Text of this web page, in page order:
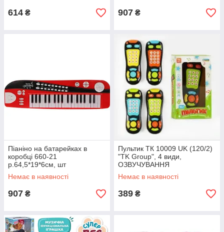
614 ₴ 907 ₴
Піаніно на батарейках в
коробці 660-21
р.64,5*19*6см, шт
Немає в наявності
907 ₴
Пультик ТК 10009 UK (120/2)
"TK Group", 4 види,
ОЗВУЧУВАННЯ
УКРАЇНСЬКОЮ МОВОЮ,
пісні, казки, віршики, шт
Немає в наявності
389 ₴